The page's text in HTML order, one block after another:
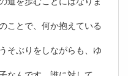
ことで、何か抱えている
そぶりをしながらも、ゆ